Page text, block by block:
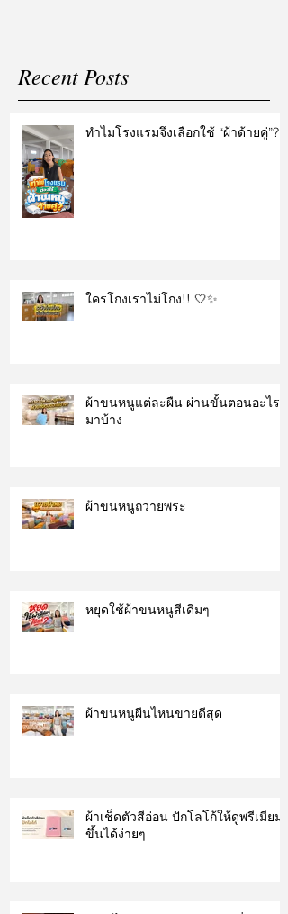
Recent Posts
ทำไมโรงแรมจึงเลือกใช้ “ผ้าด้ายคู่”?
ใครโกงเราไม่โกง!! 🤍✨
ผ้าขนหนูแต่ละผืน ผ่านขั้นตอนอะไร
มาบ้าง
ผ้าขนหนูถวายพระ
หยุดใช้ผ้าขนหนูสีเดิมๆ
ผ้าขนหนูผืนไหนขายดีสุด
ผ้าเช็ดตัวสีอ่อน ปักโลโก้ให้ดูพรีเมียม
ขึ้นได้ง่ายๆ